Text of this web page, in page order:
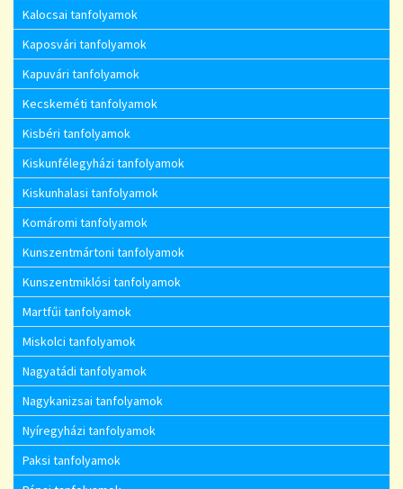
Kalocsai tanfolyamok
Kaposvári tanfolyamok
Kapuvári tanfolyamok
Kecskeméti tanfolyamok
Kisbéri tanfolyamok
Kiskunfélegyházi tanfolyamok
Kiskunhalasi tanfolyamok
Komáromi tanfolyamok
Kunszentmártoni tanfolyamok
Kunszentmiklósi tanfolyamok
Martfűi tanfolyamok
Miskolci tanfolyamok
Nagyatádi tanfolyamok
Nagykanizsai tanfolyamok
Nyíregyházi tanfolyamok
Paksi tanfolyamok